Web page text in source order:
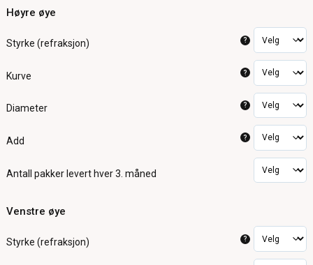
Høyre øye
Styrke (refraksjon) ?
Kurve ?
Diameter ?
Add ?
Antall pakker levert hver 3. måned
Venstre øye
Styrke (refraksjon) ?